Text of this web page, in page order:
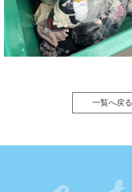
一覧へ戻る